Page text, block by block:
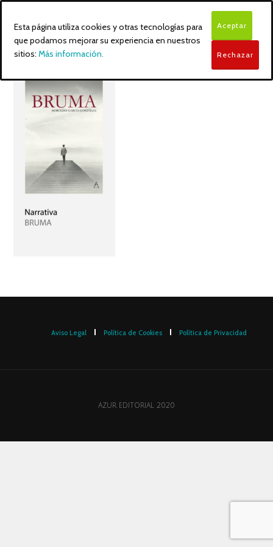
Aviso Legal Política de Cookies Política de Privacidad
AZUR EDITORIAL 2020
Esta página utiliza cookies y otras tecnologías para
que podamos mejorar su experiencia en nuestros
sitios: Más información.
Aceptar
Rechazar